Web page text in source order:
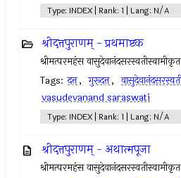
Type: INDEX | Rank: 1 | Lang: N/A
श्रीदत्तपुराणम् - प्रथमाष्टक
श्रीमत्परमहंस
Tags: दत्त, गुरूदत्त,
vasudevanand saraswati
Type: INDEX | Rank: 1 | Lang: N/A
श्रीदत्तपुराणम् - अथात्मपूजा
श्रीमत्परमहंस